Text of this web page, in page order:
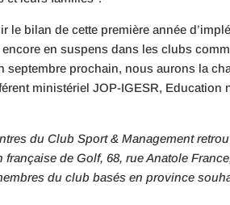
le bilan de cette première année
en suspens dans les clubs
septembre prochain, nous aurons la
ministériel JOP-IGESR,
du Club Sport & Management
française de Golf, 68, rue Anatole
du club basés en province